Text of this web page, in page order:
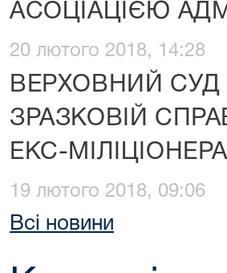
АСОЦІАЦІЄЮ
20 лютого 2018, 14:28
ВЕРХОВНИЙ СУД
ЗРАЗКОВІЙ
ЕКС-
19 лютого 2018, 09:06
Всі новини